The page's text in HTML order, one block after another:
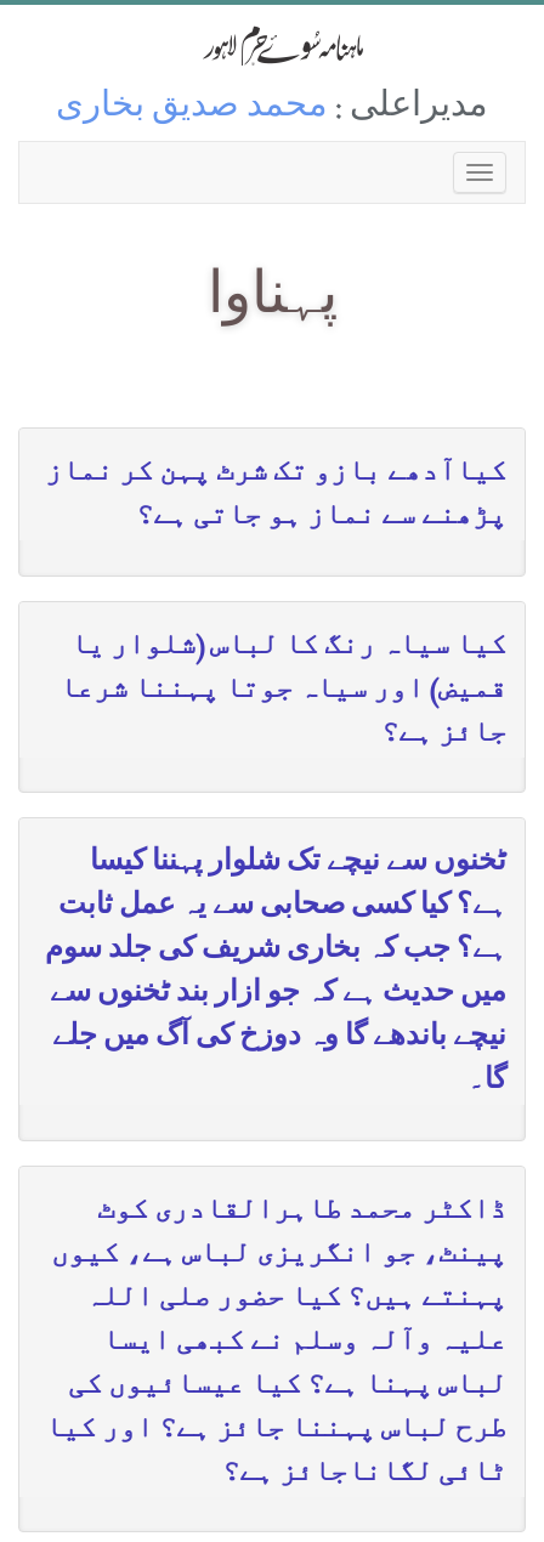
مدیراعلی : محمد صدیق بخاری
پہناوا
کیاآدھے بازو تک شرٹ پہن کر نماز
پڑھنے سے نماز ہو جاتی ہے؟
کیا سیاہ رنگ کا لباس (شلوار یا
قمیض) اور سیاہ جوتا پہننا شرعا
جائز ہے؟
ٹخنوں سے نیچے تک شلوار پہننا کیسا
ہے؟ کیا کسی صحابی سے یہ عمل ثابت
ہے؟ جب کہ بخاری شریف کی جلد سوم
میں حدیث ہے کہ جو ازار بند ٹخنوں سے
نیچے باندھے گا وہ دوزخ کی آگ میں جلے
گا۔
ڈاکٹر محمد طاہرالقادری کوٹ
پینٹ، جو انگریزی لباس ہے، کیوں
پہنتے ہیں؟ کیا حضور صلی اللہ
علیہ وآلہ وسلم نے کبھی ایسا
لباس پہنا ہے؟ کیا عیسائیوں کی
طرح لباس پہننا جائز ہے؟ اور کیا
ٹائی لگاناجائز ہے؟